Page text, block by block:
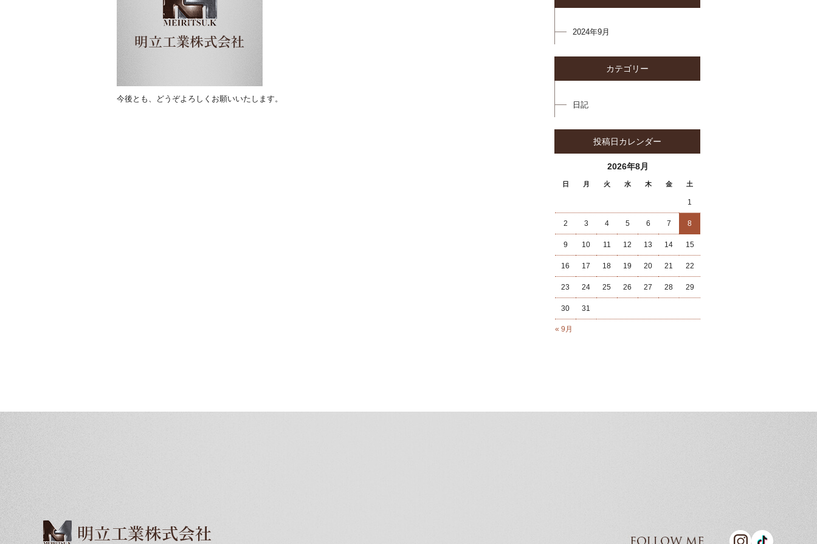
o
今後とも、どうぞよろしくお願いいたします。
2024年9月
カテゴリー
日記
投稿日カレンダー
2026年8月
日 月 火 水 木 金 土
« 9月
1
2 3 4 5 6 7 8
9 10 11 12 13 14 15
16 17 18 19 20 21 22
23 24 25 26 27 28 29
30 31